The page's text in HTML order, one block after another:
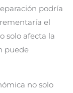
podría
el
solo afecta la
puede
no solo